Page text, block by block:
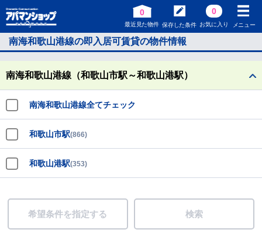
0
最近見た物件 保存した条件
0
お気に入り メニュー
南海和歌山港線の即入居可賃貸の物件情報
南海和歌山港線（和歌山市駅～和歌山港駅）
南海和歌山港線全てチェック
和歌山市駅(866)
和歌山港駅(353)
希望条件を指定する 検索